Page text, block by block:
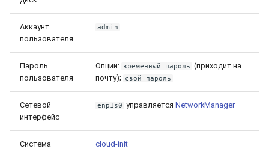
Аккаунт
пользователя
admin
Пароль
пользователя
Опции: временный пароль (приходит на
почту);
свой пароль
Сетевой
интерфейс
enp1s0 управляетсяNetworkManager
Система
cloud-init